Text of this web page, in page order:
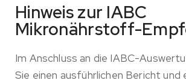
Hinweis zur IABC
Mikronährstoff-
Im Anschluss an die IABC-
Sie einen ausführlichen Bericht und